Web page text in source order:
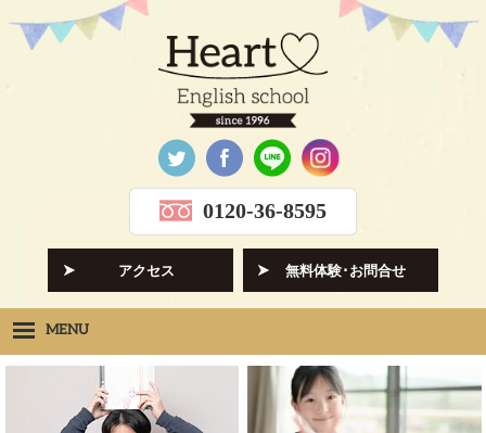
0120-36-8595
アクセス 無料体験･お問合せ
MENU
Heartの想い HOPE
クラス紹介 CLASS